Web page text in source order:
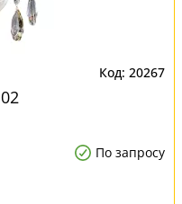
20267
По запросу